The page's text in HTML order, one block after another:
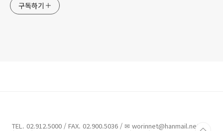
구독하기
TEL. 02.912.5000 / FAX. 02.900.5036 / ✉ worinnet@hanmail.net /